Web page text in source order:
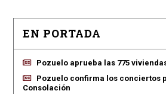
EN PORTADA
Pozuelo aprueba las 775
Pozuelo confirma los conciertos
Consolación